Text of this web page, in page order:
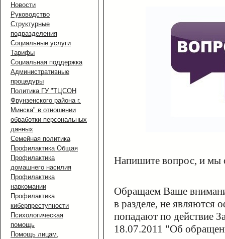
Новости
Руководство
Структурные
подразделения
Социальные услуги
Тарифы
Социальная поддержка
Административные
процедуры
Политика ГУ "ТЦСОН
Фрунзенского района г.
Минска" в отношении
обработки персональных
данных
Семейная политика
Профилактика Общая
Профилактика
домашнего насилия
Профилактика
наркомании
Профилактика
киберпреступности
Психологическая
помощь
Помощь лицам,
Напишите вопрос, и мы
Обращаем Ваше
в разделе, не
попадают по действие
18.07.2011 "Об